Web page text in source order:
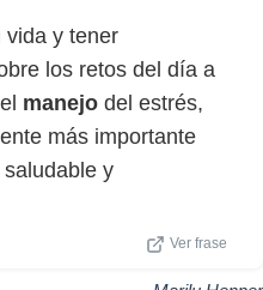
vida y tener
los retos del día a
manejo del estrés,
más importante
y
Ver frase